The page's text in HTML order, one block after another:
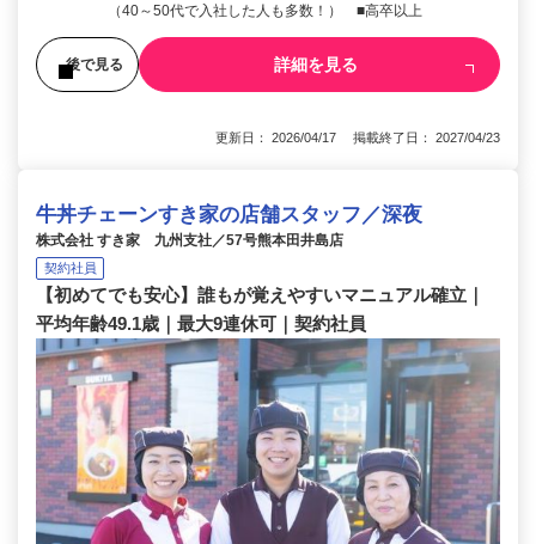
（40～50代で入社した人も多数！） ■高卒以上
後で見る 詳細を見る
更新日： 2026/04/17 掲載終了日： 2027/04/23
牛丼チェーンすき家の店舗スタッフ／深夜
株式会社 すき家 九州支社／57号熊本田井島店
契約社員
【初めてでも安心】誰もが覚えやすいマニュアル確立｜
平均年齢49.1歳｜最大9連休可｜契約社員